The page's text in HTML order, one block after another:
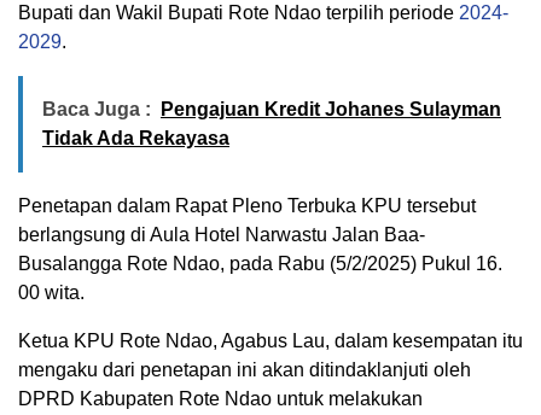
Bupati dan Wakil Bupati Rote Ndao terpilih periode 2024-
2029.
Baca Juga :
Pengajuan Kredit Johanes Sulayman
Tidak Ada Rekayasa
Penetapan dalam Rapat Pleno Terbuka KPU tersebut
berlangsung di Aula Hotel Narwastu Jalan Baa-
Busalangga Rote Ndao, pada Rabu (5/2/2025) Pukul 16.
00 wita.
Ketua KPU Rote Ndao, Agabus Lau, dalam kesempatan itu
mengaku dari penetapan ini akan ditindaklanjuti oleh
DPRD Kabupaten Rote Ndao untuk melakukan